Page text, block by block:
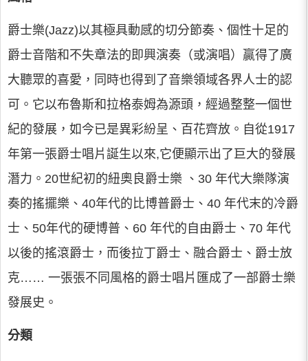
爵士樂(Jazz)以其極具動感的切分節奏、個性十足的
爵士音階和不失章法的即興演奏（或演唱）贏得了廣
大聽眾的喜愛，同時也得到了音樂領域各界人士的認
可。它以布魯斯和拉格泰姆為源頭，經過整整一個世
紀的發展，如今已是異彩紛呈、百花齊放。自從1917
年第一張爵士唱片誕生以來,它便顯示出了巨大的發展
潛力。20世紀初的紐奧良爵士樂 、30 年代大樂隊演
奏的搖擺樂、40年代的比博普爵士、40 年代末的冷爵
士、50年代的硬博普、60 年代的自由爵士、70 年代
以後的搖滾爵士，而後拉丁爵士、融合爵士、爵士放
克…… 一張張不同風格的爵士唱片匯成了一部爵士樂
發展史。
分類